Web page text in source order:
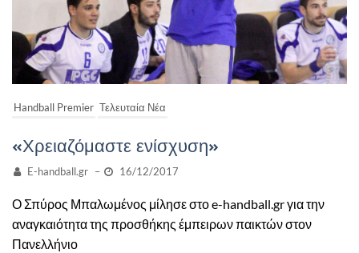
Handball Premier Τελευταία Νέα
«Χρειαζόμαστε ενίσχυση»
E-handball.gr – 16/12/2017
Ο Σπύρος Μπαλωμένος μίλησε στο e-handball.gr για την
αναγκαιότητα της προσθήκης έμπειρων παικτών στον
Πανελλήνιο